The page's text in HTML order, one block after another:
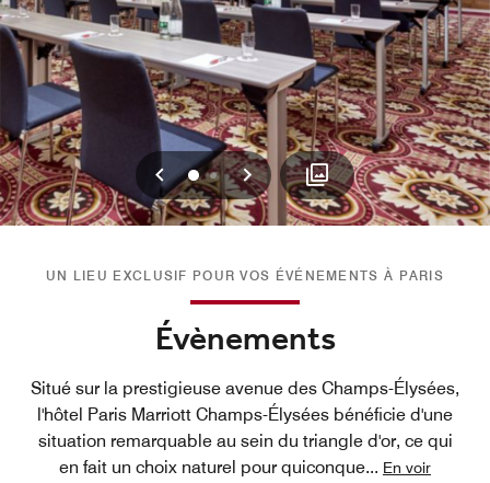
Précédent
01 Suivant
UN LIEU EXCLUSIF POUR VOS ÉVÉNEMENTS À PARIS
Évènements
Situé sur la prestigieuse avenue des Champs-Élysées,
l'hôtel Paris Marriott Champs-Élysées bénéficie d'une
situation remarquable au sein du triangle d'or, ce qui
en fait un choix naturel pour quiconque... En voir